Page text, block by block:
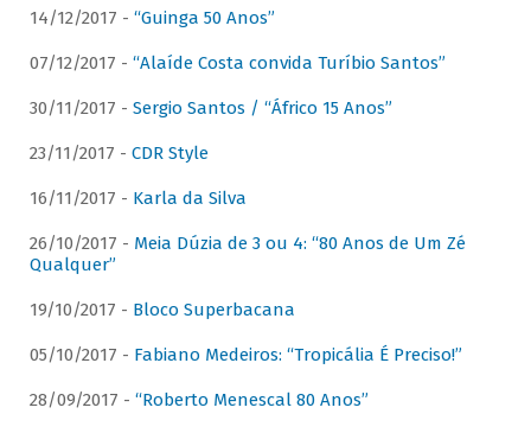
14/12/2017 - “Guinga 50 Anos”
07/12/2017 - “Alaíde Costa convida Turíbio Santos”
30/11/2017 - Sergio Santos / “Áfrico 15 Anos”
23/11/2017 - CDR Style
16/11/2017 - Karla da Silva
26/10/2017 - Meia Dúzia de 3 ou 4: “80 Anos de Um Zé
Qualquer”
19/10/2017 - Bloco Superbacana
05/10/2017 - Fabiano Medeiros: “Tropicália É Preciso!”
28/09/2017 - “Roberto Menescal 80 Anos”